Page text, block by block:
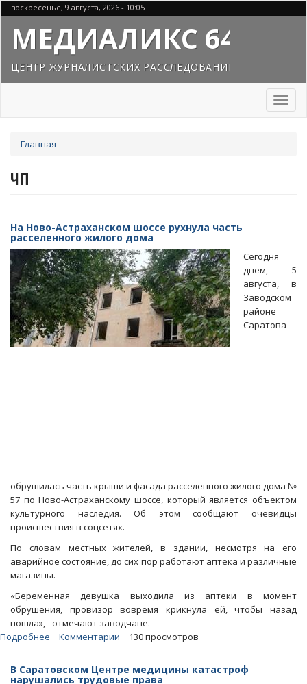
Перейти
к
основному
содержанию
воскресенье, 9 августа, 2026 - 10:05
МЕДИАЛИКС 64
ЦЕНТР ЖУРНАЛИСТСКИХ РАССЛЕДОВАНИЙ
Toggle
здесь
Главная
ЧП
На Ново-Астраханском шоссе рухнула часть
расселенного жилого дома
Сегодня
днем, 5
августа, в
Заводском
районе
Саратова
обрушилась часть крыши и фасада расселенного жилого дома №
57 по Ново-Астраханскому шоссе, который является объектом
культурного наследия. Об этом сообщают очевидцы
происшествия в соцсетях.
По словам местных жителей, в здании, несмотря на его
аварийное состояние, до сих пор работают аптека и различные
магазины.
«Беременная девушка выходила из аптеки в момент
обрушения, провизор вовремя крикнула ей, чтобы назад
пошла», - отмечают заводчане.
Подробнее
Астраханском
Комментарии 130 просмотров
В Саратовском Центре медицины катастроф
нарушались трудовые права